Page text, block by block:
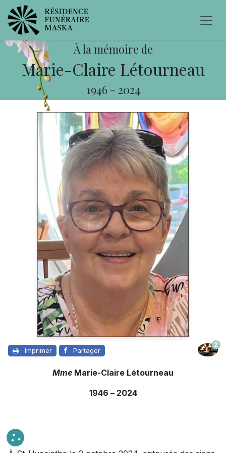
À la mémoire de
Marie-Claire Létourneau
1946 - 2024
Imprimer Partager
2
Mme Marie-Claire Létourneau
1946 – 2024